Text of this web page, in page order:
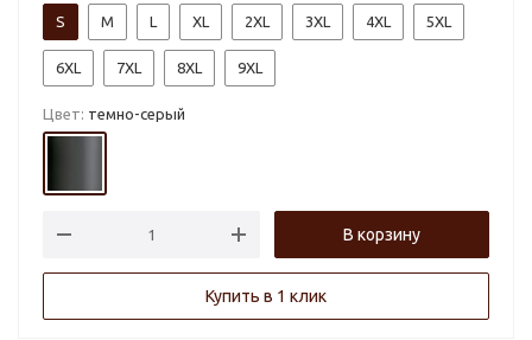
S M L XL 2XL 3XL 4XL 5XL
6XL 7XL 8XL 9XL
Цвет: темно-серый
В корзину
Купить в 1 клик